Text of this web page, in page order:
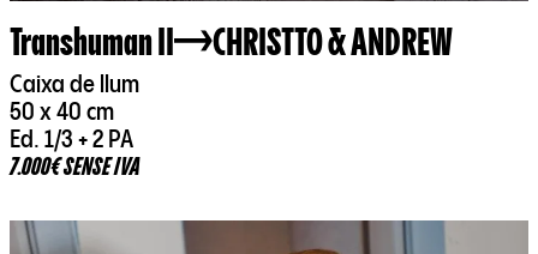
Transhuman II CHRISTTO & ANDREW
Caixa de llum
50 x 40 cm
Ed. 1/3 + 2 PA
7.000€ SENSE IVA